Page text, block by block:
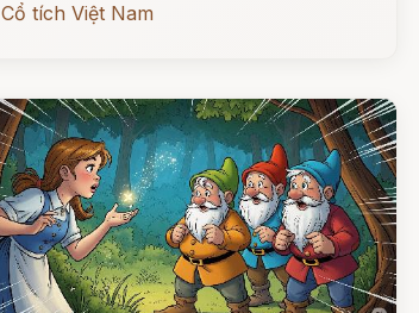
Cổ tích Việt Nam